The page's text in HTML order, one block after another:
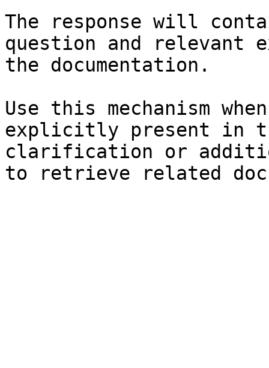
The response will
question and relevant
the documentation.
Use this mechanism
explicitly present in
clarification or